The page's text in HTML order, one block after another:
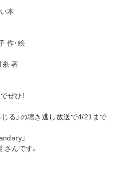
本
作・絵
糸 著
ぜひ！
る」の聴き逃し放送で4/21まで
」
んです。